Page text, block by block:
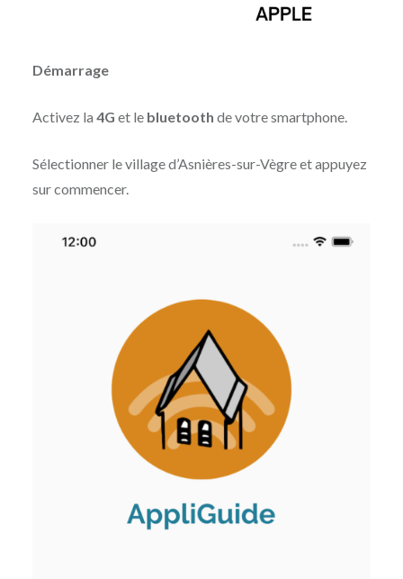
Démarrage
Activez la 4G et le bluetooth de votre smartphone.
Sélectionner le village d’Asnières-sur-Vègre et appuyez
sur commencer.